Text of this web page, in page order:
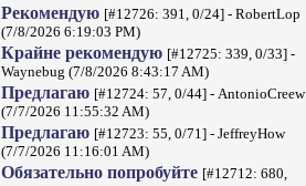
Рекомендую [#12726: 391, 0/24] - RobertLop
(7/8/2026 6:19:03 PM)
Крайне рекомендую [#12725: 339, 0/33] -
Waynebug (7/8/2026 8:43:17 AM)
Предлагаю [#12724: 57, 0/44] - AntonioCreew
(7/7/2026 11:55:32 AM)
Предлагаю [#12723: 55, 0/71] - JeffreyHow
(7/7/2026 11:16:01 AM)
Обязательно попробуйте [#12712: 680,